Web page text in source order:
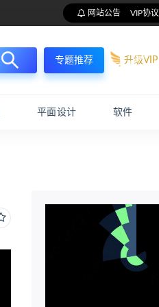
网站公告 VIP协议
专题推荐 升级VIP
平面设计 软件